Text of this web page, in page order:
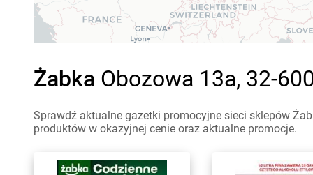
Żabka Obozowa 13a, 32-
Sprawdź aktualne gazetki promocyjne sieci sklepów
produktów w okazyjnej cenie oraz aktualne promocje.